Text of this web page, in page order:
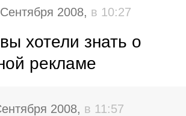
2008, в 10:27
хотели знать о
рекламе
2008, в 11:57